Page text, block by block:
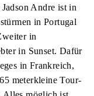
Andre ist in
in Portugal
in
in Sunset. Dafür
in Frankreich,
meterkleine Tour-